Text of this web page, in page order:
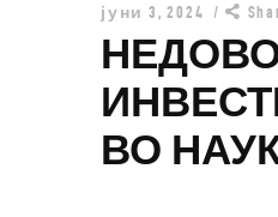
Публикации
Проекти
За Нас
јуни 3, 2024
ВО